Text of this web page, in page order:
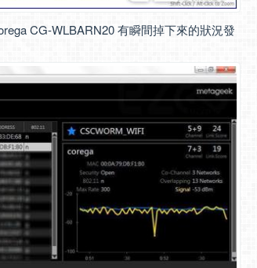
CG-WLBARN20 有瞬間掉下來的狀況發